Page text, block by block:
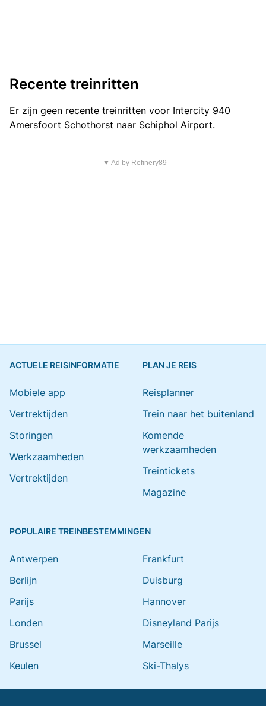
Recente treinritten
Er zijn geen recente treinritten voor Intercity 940
Amersfoort Schothorst naar Schiphol Airport.
▼ Ad by Refinery89
ACTUELE REISINFORMATIE
Mobiele app
Vertrektijden
Storingen
Werkzaamheden
Vertrektijden
PLAN JE REIS
Reisplanner
Trein naar het buitenland
Komende
werkzaamheden
Treintickets
Magazine
POPULAIRE TREINBESTEMMINGEN
Antwerpen
Berlijn
Parijs
Londen
Brussel
Keulen
Frankfurt
Duisburg
Hannover
Disneyland Parijs
Marseille
Ski-Thalys